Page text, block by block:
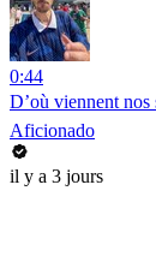
0:44
D’où viennent
Aficionado
il y a 3 jours